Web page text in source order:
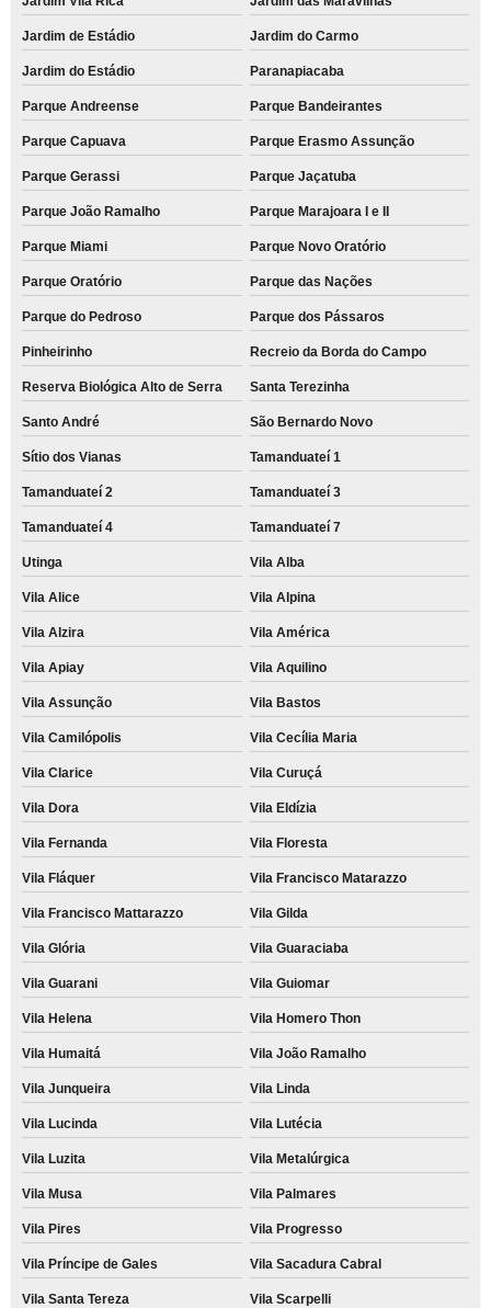
Jardim de Estádio Jardim do Carmo
Jardim do Estádio Paranapiacaba
Parque Andreense Parque Bandeirantes
Parque Capuava Parque Erasmo Assunção
Parque Gerassi Parque Jaçatuba
Parque João Ramalho Parque Marajoara I e II
Parque Miami Parque Novo Oratório
Parque Oratório Parque das Nações
Parque do Pedroso Parque dos Pássaros
Pinheirinho Recreio da Borda do Campo
Reserva Biológica Alto de Serra Santa Terezinha
Santo André São Bernardo Novo
Sítio dos Vianas Tamanduateí 1
Tamanduateí 2 Tamanduateí 3
Tamanduateí 4 Tamanduateí 7
Utinga Vila Alba
Vila Alice Vila Alpina
Vila Alzira Vila América
Vila Apiay Vila Aquilino
Vila Assunção Vila Bastos
Vila Camilópolis Vila Cecília Maria
Vila Clarice Vila Curuçá
Vila Dora Vila Eldízia
Vila Fernanda Vila Floresta
Vila Fláquer Vila Francisco Matarazzo
Vila Francisco Mattarazzo Vila Gilda
Vila Glória Vila Guaraciaba
Vila Guarani Vila Guiomar
Vila Helena Vila Homero Thon
Vila Humaitá Vila João Ramalho
Vila Junqueira Vila Linda
Vila Lucinda Vila Lutécia
Vila Luzita Vila Metalúrgica
Vila Musa Vila Palmares
Vila Pires Vila Progresso
Vila Príncipe de Gales Vila Sacadura Cabral
Vila Santa Tereza Vila Scarpelli